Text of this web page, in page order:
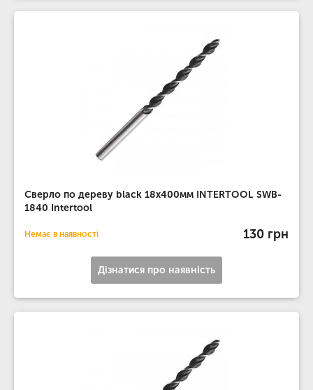
Сверло по дереву black 18x400мм INTERTOOL SWB-
1840 Intertool
Немає в наявності 130 грн
Дізнатися про наявність